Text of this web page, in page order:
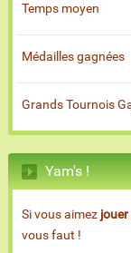
Temps moyen
Médailles gagnées
Grands Tournois
Yam's !
Si vous aimez
vous faut !